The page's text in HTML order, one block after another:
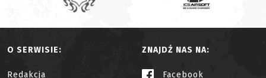
O SERWISIE:
Redakcja
ZNAJDŹ NAS NA:
Facebook